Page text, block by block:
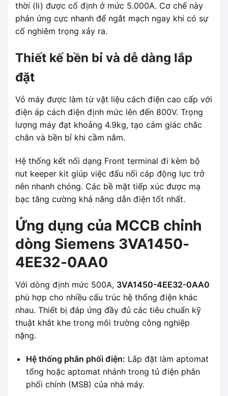
thời (Ii) được cố định ở mức 5.000A. Cơ chế này
phản ứng cực nhanh để ngắt mạch ngay khi có sự
cố nghiêm trọng xảy ra.
Thiết kế bền bỉ và dễ dàng lắp
đặt
Vỏ máy được làm từ vật liệu cách điện cao cấp với
điện áp cách điện định mức lên đến 800V. Trọng
lượng máy đạt khoảng 4.9kg, tạo cảm giác chắc
chắn và bền bỉ khi cầm nắm.
Hệ thống kết nối dạng Front terminal đi kèm bộ
nut keeper kit giúp việc đấu nối cáp động lực trở
nên nhanh chóng. Các bề mặt tiếp xúc được mạ
bạc tăng cường khả năng dẫn điện tốt nhất.
Ứng dụng của MCCB chỉnh
dòng Siemens 3VA1450-
4EE32-0AA0
Với dòng định mức 500A, 3VA1450-4EE32-0AA0
phù hợp cho nhiều cấu trúc hệ thống điện khác
nhau. Thiết bị đáp ứng đầy đủ các tiêu chuẩn kỹ
thuật khắt khe trong môi trường công nghiệp
nặng.
Hệ thống phân phối điện: Lắp đặt làm aptomat
tổng hoặc aptomat nhánh trong tủ điện phân
phối chính (MSB) của nhà máy.